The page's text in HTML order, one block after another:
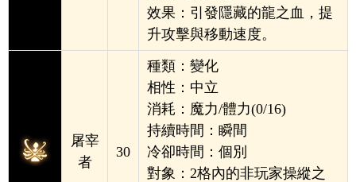
效果：引發隱藏的龍之血，提
升攻擊與移動速度。
屠宰
者
30
種類：變化
相性：中立
消耗：魔力/體力(0/16)
持續時間：瞬間
冷卻時間：個別
對象：2格內的非玩家操縱之